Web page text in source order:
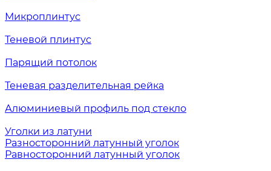
Микроплинтус
Теневой плинтус
Парящий потолок
Теневая разделительная рейка
Алюминиевый профиль под стекло
Уголки из латуни
Разносторонний латунный уголок
Равносторонний латунный уголок